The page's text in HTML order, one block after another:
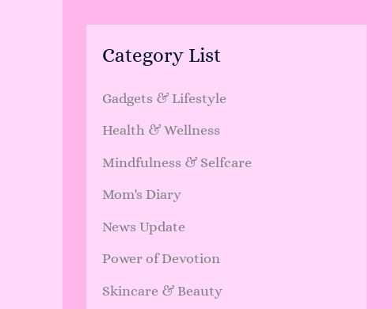
Category List
Gadgets & Lifestyle
Health & Wellness
Mindfulness & Selfcare
Mom's Diary
News Update
Power of Devotion
Skincare & Beauty